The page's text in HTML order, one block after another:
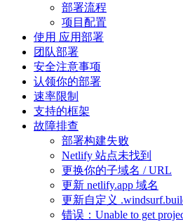
部署流程
项目配置
使用 应用部署
团队部署
安全注意事项
认领你的部署
速率限制
支持的框架
故障排查
部署构建失败
Netlify 站点未找到
更换你的子域名 / URL
更新 netlify.app 域名
更新自定义
错误：Unable to get